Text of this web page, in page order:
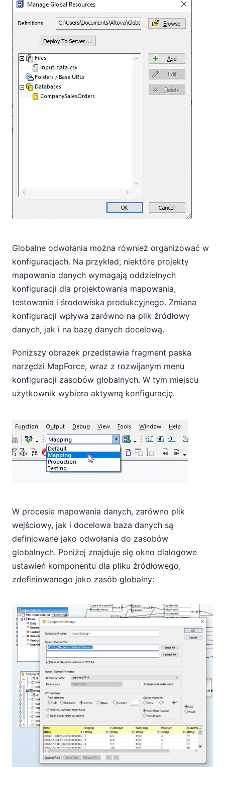
Globalne odwołania można również organizować w
konfiguracjach. Na przykład, niektóre projekty
mapowania danych wymagają oddzielnych
konfiguracji dla projektowania mapowania,
testowania i środowiska produkcyjnego. Zmiana
konfiguracji wpływa zarówno na plik źródłowy
danych, jak i na bazę danych docelową.
Poniższy obrazek przedstawia fragment paska
narzędzi MapForce, wraz z rozwijanym menu
konfiguracji zasobów globalnych. W tym miejscu
użytkownik wybiera aktywną konfigurację.
W procesie mapowania danych, zarówno plik
wejściowy, jak i docelowa baza danych są
definiowane jako odwołania do zasobów
globalnych. Poniżej znajduje się okno dialogowe
ustawień komponentu dla pliku źródłowego,
zdefiniowanego jako zasób globalny: